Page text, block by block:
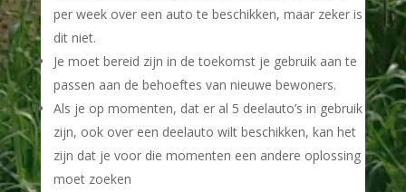
per week over een auto te beschikken, maar zeker is
dit niet.
Je moet bereid zijn in de toekomst je gebruik aan te
passen aan de behoeftes van nieuwe bewoners.
Als je op momenten, dat er al 5 deelauto’s in gebruik
zijn, ook over een deelauto wilt beschikken, kan het
zijn dat je voor die momenten een andere oplossing
moet zoeken